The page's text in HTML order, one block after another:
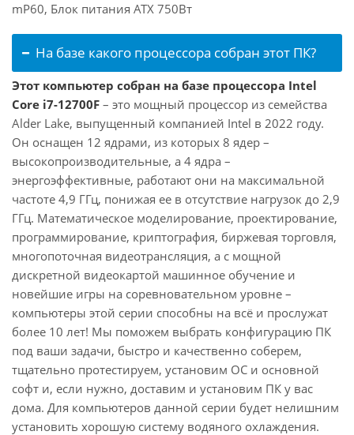
mP60, Блок питания ATX 750Вт
На базе какого процессора собран этот ПК?
Этот компьютер собран на базе процессора Intel
Core i7-12700F – это мощный процессор из семейства
Alder Lake, выпущенный компанией Intel в 2022 году.
Он оснащен 12 ядрами, из которых 8 ядер –
высокопроизводительные, а 4 ядра –
энергоэффективные, работают они на максимальной
частоте 4,9 ГГц, понижая ее в отсутствие нагрузок до 2,9
ГГц. Математическое моделирование, проектирование,
программирование, криптография, биржевая торговля,
многопоточная видеотрансляция, а с мощной
дискретной видеокартой машинное обучение и
новейшие игры на соревновательном уровне –
компьютеры этой серии способны на всё и прослужат
более 10 лет! Мы поможем выбрать конфигурацию ПК
под ваши задачи, быстро и качественно соберем,
тщательно протестируем, установим ОС и основной
софт и, если нужно, доставим и установим ПК у вас
дома. Для компьютеров данной серии будет нелишним
установить хорошую систему водяного охлаждения.